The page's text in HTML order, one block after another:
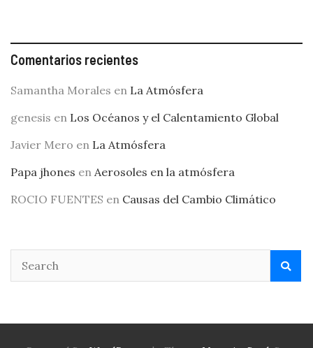
Comentarios recientes
Samantha Morales en La Atmósfera
genesis en Los Océanos y el Calentamiento Global
Javier Mero en La Atmósfera
Papa jhones en Aerosoles en la atmósfera
ROCIO FUENTES en Causas del Cambio Climático